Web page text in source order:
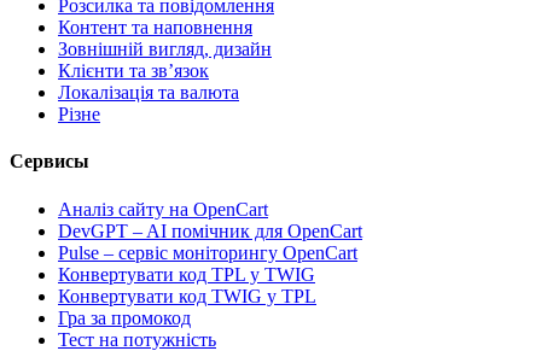
Розсилка та повідомлення
Контент та наповнення
Зовнішній вигляд, дизайн
Клієнти та звʼязок
Локалізація та валюта
Різне
Сервисы
Аналіз сайту на OpenCart
DevGPT – AI помічник для OpenCart
Pulse – сервіс моніторингу OpenCart
Конвертувати код TPL у TWIG
Конвертувати код TWIG у TPL
Гра за промокод
Тест на потужність